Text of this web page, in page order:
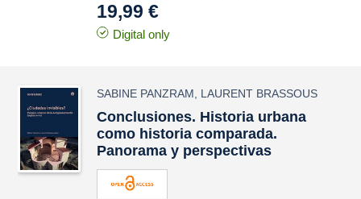
19,99 €
Digital only
SABINE PANZRAM LAURENT BRASSOUS
Conclusiones. Historia urbana
como historia comparada.
Panorama y perspectivas